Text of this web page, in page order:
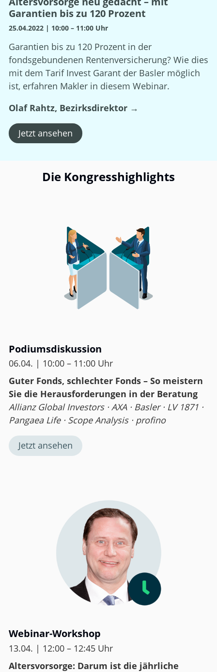
Garantien bis zu 120 Prozent
25.04.2022 | 10:00 – 11:00 Uhr
Garantien bis zu 120 Prozent in der
fondsgebundenen Rentenversicherung? Wie dies
mit dem Tarif Invest Garant der Basler möglich
ist, erfahren Makler in diesem Webinar.
Olaf Rahtz, Bezirksdirektor →
Jetzt ansehen
Die Kongresshighlights
Podiumsdiskussion
06.04. | 10:00 – 11:00 Uhr
Guter Fonds, schlechter Fonds – So meistern
Sie die Herausforderungen in der Beratung
Allianz Global Investors · AXA · Basler · LV 1871 ·
Pangaea Life · Scope Analysis · profino
Jetzt ansehen
Webinar-Workshop
13.04. | 12:00 – 12:45 Uhr
Altersvorsorge: Darum ist die jährliche